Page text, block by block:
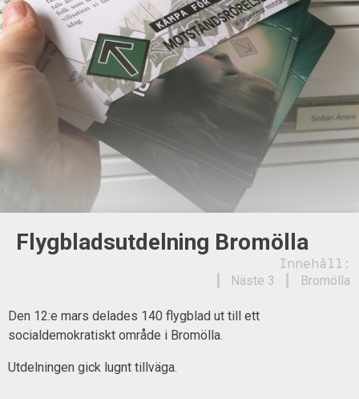
Flygbladsutdelning Bromölla
Innehåll:
Bromölla
Näste 3
Den 12:e mars delades 140 flygblad ut till ett
socialdemokratiskt område i Bromölla.
Utdelningen gick lugnt tillväga.